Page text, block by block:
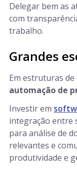
Delegar bem as
com
trabalho.
Grandes
Em estruturas de
automação de
Investir em
integração entre
para análise de
relevantes e
produtividade e